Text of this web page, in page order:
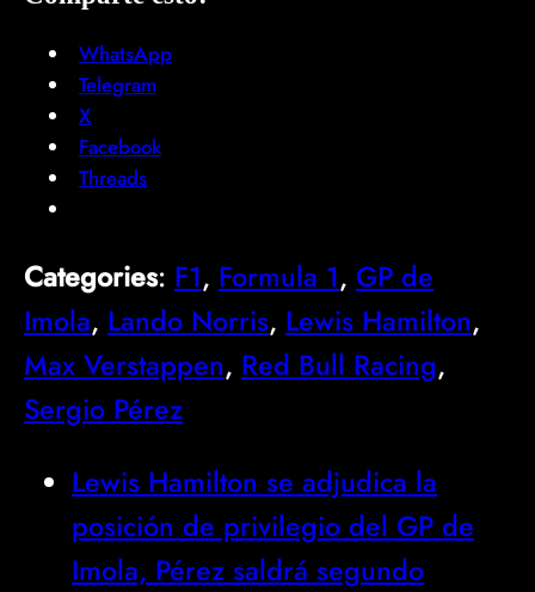
WhatsApp
Telegram
X
Facebook
Threads
Categories: F1, Formula 1, GP de
Imola, Lando Norris, Lewis Hamilton
Max Verstappen, Red Bull Racing
Sergio Pérez
Lewis Hamilton se adjudica la
posición de privilegio del GP de
Imola, Pérez saldrá segundo